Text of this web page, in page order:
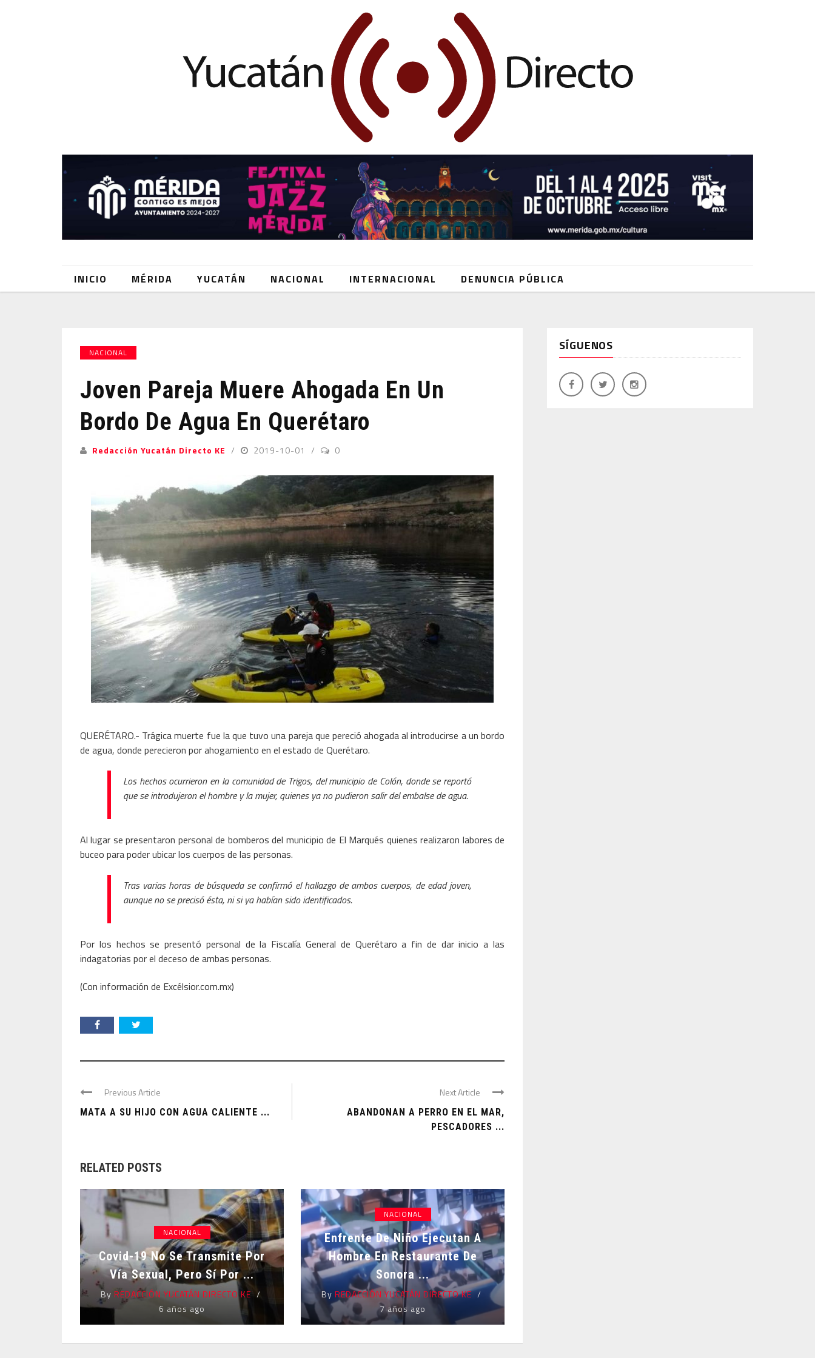
INICIO MÉRIDA YUCATÁN NACIONAL INTERNACIONAL DENUNCIA PÚBLICA
NACIONAL
Joven Pareja Muere Ahogada En Un
Bordo De Agua En Querétaro
Redacción Yucatán Directo KE 2019-10-01 0
QUERÉTARO.- Trágica muerte fue la que tuvo una pareja que pereció ahogada al introducirse a un bordo
de agua, donde perecieron por ahogamiento en el estado de Querétaro.
Los hechos ocurrieron en la comunidad de Trigos, del municipio de Colón, donde se reportó
que se introdujeron el hombre y la mujer, quienes ya no pudieron salir del embalse de agua.
Al lugar se presentaron personal de bomberos del municipio de El Marqués quienes realizaron labores de
buceo para poder ubicar los cuerpos de las personas.
Tras varias horas de búsqueda se confirmó el hallazgo de ambos cuerpos, de edad joven,
aunque no se precisó ésta, ni si ya habían sido identificados.
Por los hechos se presentó personal de la Fiscalía General de Querétaro a fin de dar inicio a las
indagatorias por el deceso de ambas personas.
(Con información de Excélsior.com.mx)
Previous Article
MATA A SU HIJO CON AGUA CALIENTE ...
Next Article
ABANDONAN A PERRO EN EL MAR,
PESCADORES ...
RELATED POSTS
NACIONAL
Covid-19 No Se Transmite Por
Vía Sexual, Pero Sí Por ...
By REDACCIÓN YUCATÁN DIRECTO KE
6 años ago
NACIONAL
Enfrente De Niño Ejecutan A
Hombre En Restaurante De
Sonora ...
By REDACCIÓN YUCATÁN DIRECTO KE
7 años ago
SÍGUENOS